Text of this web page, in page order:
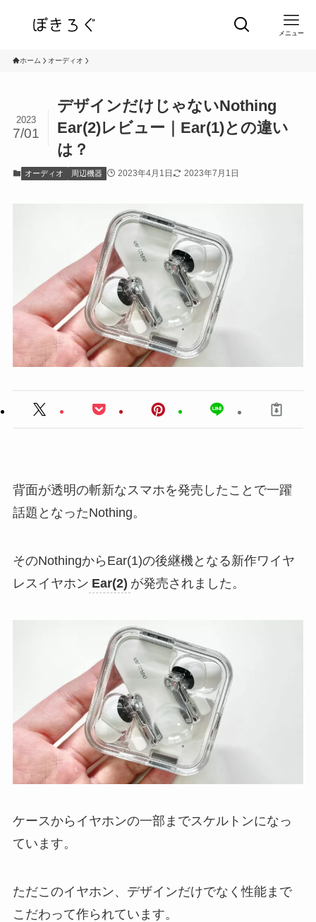
メニュー
ホーム オーディオ
デザインだけじゃないNothing
Ear(2)レビュー｜Ear(1)との違い
は？
2023
7/01
オーディオ 周辺機器 2023年4月1日 2023年7月1日
背面が透明の斬新なスマホを発売したことで一躍
話題となったNothing。
そのNothingからEar(1)の後継機となる新作ワイヤ
レスイヤホン Ear(2) が発売されました。
ケースからイヤホンの一部までスケルトンになっ
ています。
ただこのイヤホン、デザインだけでなく性能まで
こだわって作られています。